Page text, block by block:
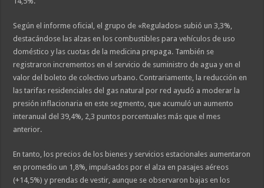
Según el informe oficial, el grupo de «Regulados» subió un 3,3%,
destacándose las alzas en los combustibles para vehículos de uso
doméstico y las cuotas de la medicina prepaga. También se
registraron incrementos en el servicio de suministro de agua y en el
valor del boleto de colectivo urbano. Contrariamente, la reducción en
las tarifas residenciales del gas natural por red ayudó a moderar la
presión inflacionaria en este segmento, que acumuló un aumento
interanual del 39,4%, 2,3 puntos porcentuales más que el mes
anterior.
En tanto, los precios de los bienes y servicios estacionales aumentaron
en promedio un 1,8%, impulsados por el alza en pasajes aéreos
(+14,5%) y prendas de vestir, aunque se observaron bajas en los